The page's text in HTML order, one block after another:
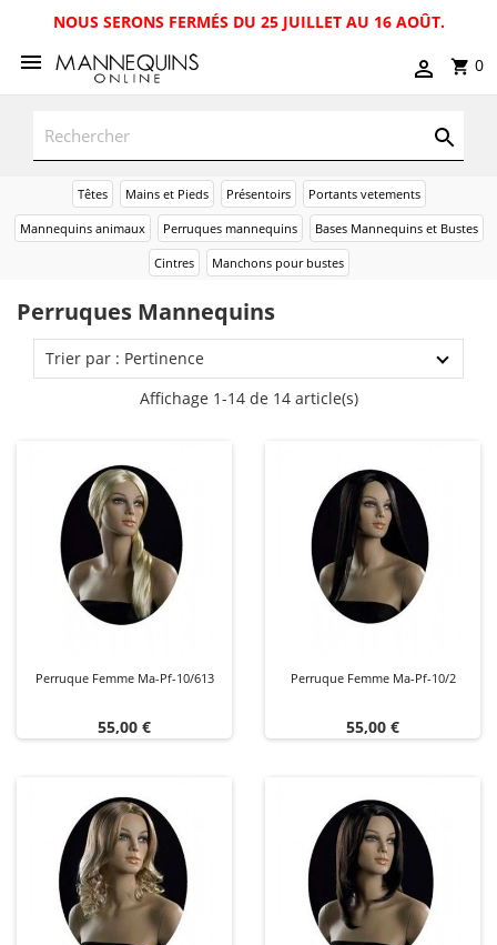
NOUS SERONS FERMÉS DU 25 JUILLET AU 16 AOÛT.
0
Têtes Mains et Pieds Présentoirs Portants vetements
Mannequins animaux Perruques mannequins Bases Mannequins et Bustes
Cintres Manchons pour bustes
Perruques Mannequins
Trier par : Pertinence
Affichage 1-14 de 14 article(s)
Perruque Femme Ma-Pf-10/613
Prix
55,00 €
Perruque Femme Ma-Pf-10/2
Prix
55,00 €